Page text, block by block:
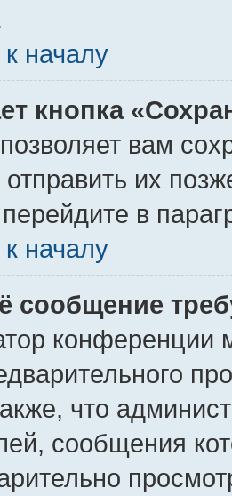
началу
кнопка
вам
отправить их
в
началу
сообщение
конференции
что
сообщения